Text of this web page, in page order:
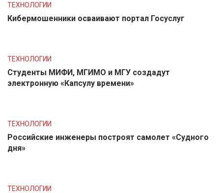
ТЕХНОЛОГИИ
Кибермошенники осваивают портал Госуслуг
ТЕХНОЛОГИИ
Студенты МИФИ, МГИМО и МГУ создадут
электронную «Капсулу времени»
ТЕХНОЛОГИИ
Российские инженеры построят самолет «Судного
дня»
ТЕХНОЛОГИИ